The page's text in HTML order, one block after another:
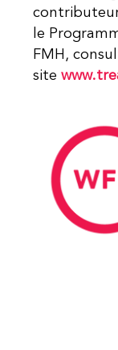
le
FMH,
site